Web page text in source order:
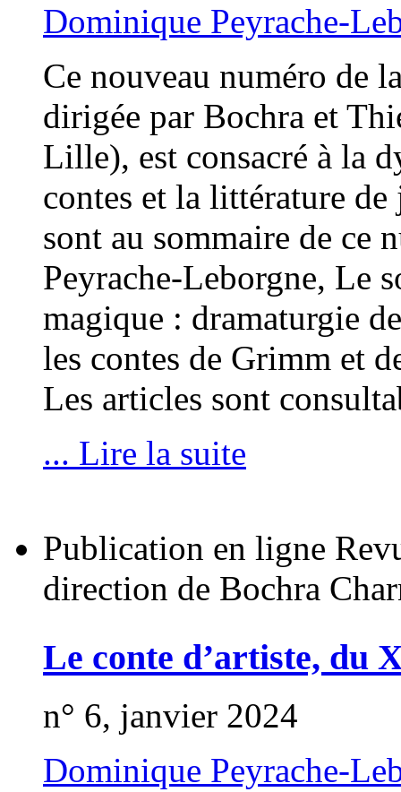
Dominique Peyrache-
Ce nouveau numéro de
dirigée par Bochra et
Lille), est consacré à la
contes et la littérature de
sont au sommaire de ce
Peyrache-Leborgne, Le
magique : dramaturgie
les contes de Grimm et
Les articles sont
... Lire la suite
Publication en ligne
direction de Bochra
Le conte d’artiste, du
n° 6, janvier 2024
Dominique Peyrache-